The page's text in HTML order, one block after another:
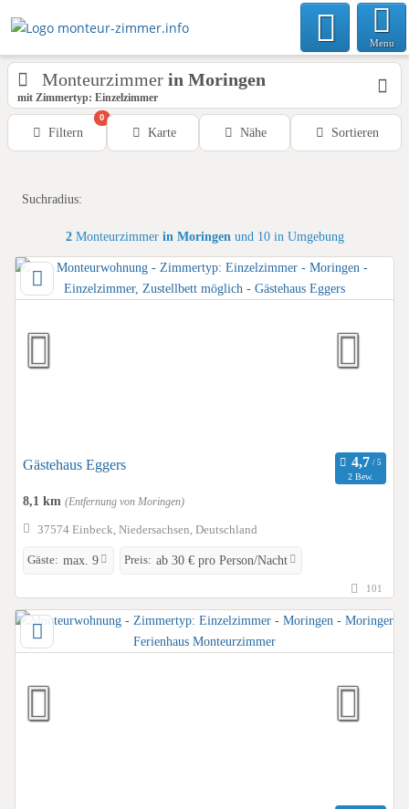
Menu
Monteurzimmer in Moringen
mit Zimmertyp: Einzelzimmer
Filtern
0
Karte Nähe Sortieren
Suchradius:
2Monteurzimmer in Moringen und 10 in Umgebung
Gästehaus Eggers
2 Bew.
8,1 km (Entfernung von Moringen)
37574 Einbeck, Niedersachsen, Deutschland
Gäste: max. 9 Preis: ab 30 € pro Person/Nacht
101